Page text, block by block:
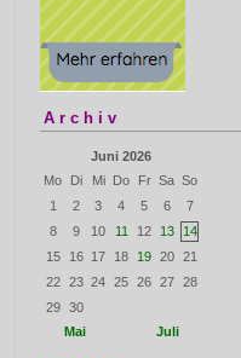
Archiv
Juni 2026
Mo
Di Mi Do Fr Sa So
1
2 3 4 5 6
7
8
9 10 11 12 13
14
15
16 17 18 19 20
21
22
23 24 25 26 27
28
29
30
Mai
Juli